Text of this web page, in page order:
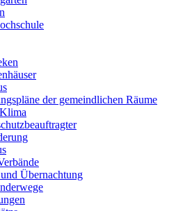
der gemeindlichen Räume
Übernachtung